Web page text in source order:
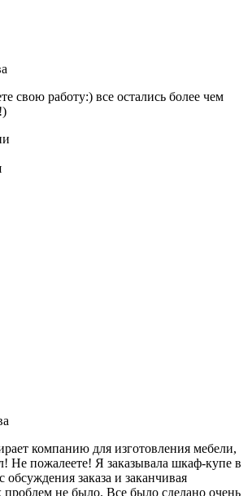
свою работу:) все остались более чем
компанию для изготовления мебели,
Не пожалеете! Я заказывала шкаф-купе в
заказа и заканчивая
не было. Все было сделано очень